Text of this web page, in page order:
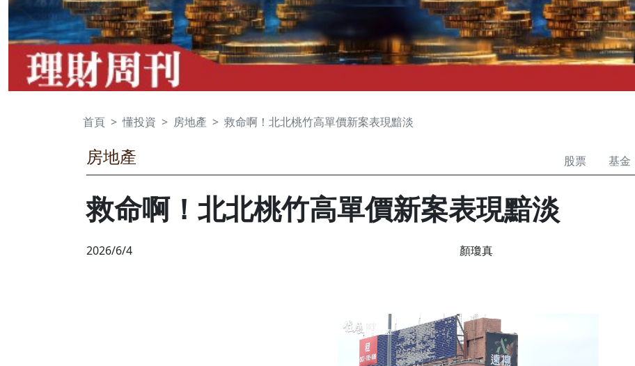
首頁 懂投資 房地產 救命啊！北北桃竹高單價新案表現黯淡
房地產 股票 基金
救命啊！北北桃竹高單價新案表現黯淡
2026/6/4 顏瓊真